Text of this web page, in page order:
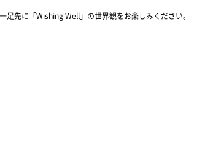
足先に「Wishing Well」の世界観をお楽しみください。